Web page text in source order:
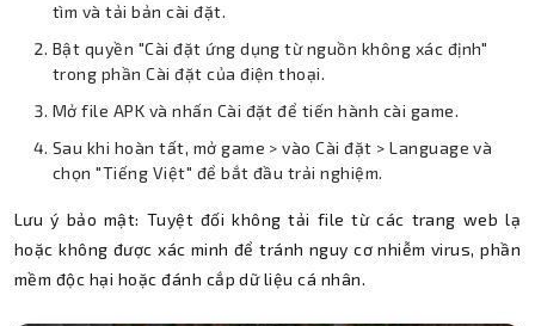
tìm và tải bản cài đặt.
Bật quyền "Cài đặt ứng dụng từ nguồn không xác định"
trong phần Cài đặt của điện thoại.
Mở file APK và nhấn Cài đặt để tiến hành cài game.
Sau khi hoàn tất, mở game > vào Cài đặt > Language và
chọn "Tiếng Việt" để bắt đầu trải nghiệm.
Lưu ý bảo mật: Tuyệt đối không tải file từ các trang web lạ
hoặc không được xác minh để tránh nguy cơ nhiễm virus, phần
mềm độc hại hoặc đánh cắp dữ liệu cá nhân.